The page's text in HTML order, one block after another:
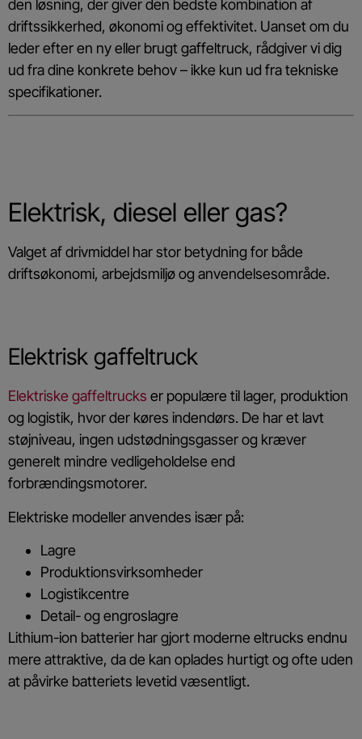
den løsning, der giver den bedste kombination af
driftssikkerhed, økonomi og effektivitet. Uanset om du
leder efter en ny eller brugt gaffeltruck, rådgiver vi dig
ud fra dine konkrete behov – ikke kun ud fra tekniske
specifikationer.
Elektrisk, diesel eller gas?
Valget af drivmiddel har stor betydning for både
driftsøkonomi, arbejdsmiljø og anvendelsesområde.
Elektrisk gaffeltruck
Elektriske gaffeltrucks er populære til lager, produktion
og logistik, hvor der køres indendørs. De har et lavt
støjniveau, ingen udstødningsgasser og kræver
generelt mindre vedligeholdelse end
forbrændingsmotorer.
Elektriske modeller anvendes især på:
Lagre
Produktionsvirksomheder
Logistikcentre
Detail- og engroslagre
Lithium-ion batterier har gjort moderne eltrucks endnu
mere attraktive, da de kan oplades hurtigt og ofte uden
at påvirke batteriets levetid væsentligt.